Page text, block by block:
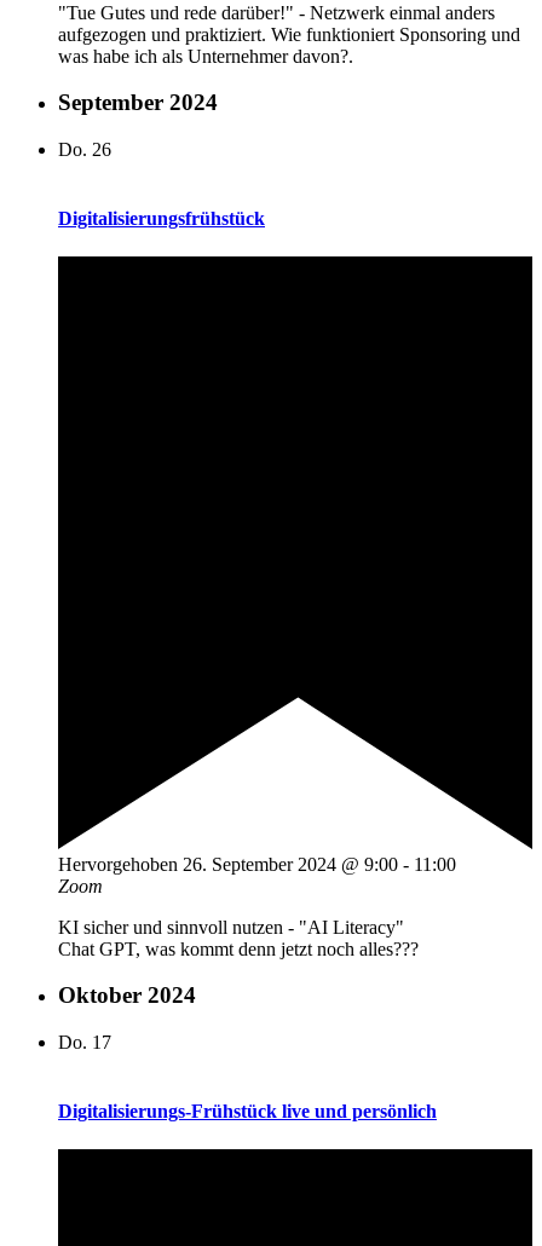
"Tue Gutes und rede darüber!" - Netzwerk einmal anders
aufgezogen und praktiziert. Wie funktioniert Sponsoring und
was habe ich als Unternehmer davon?.
September 2024
Do. 26
Digitalisierungsfrühstück
Hervorgehoben 26. September 2024 @ 9:00 - 11:00
Zoom
KI sicher und sinnvoll nutzen - "AI Literacy"
Chat GPT, was kommt denn jetzt noch alles???
Oktober 2024
Do. 17
Digitalisierungs-Frühstück live und persönlich